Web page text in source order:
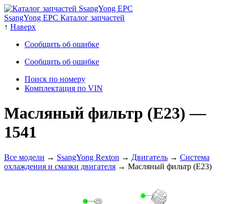
SsangYong EPC Каталог запчастей
↑ Наверх
Сообщить об ошибке
Сообщить об ошибке
Поиск по номеру
Комплектация по VIN
Масляный фильтр (E23)—
1541
Все модели → SsangYong Rexton → Двигатель → Система
охлаждения и смазки двигателя → Масляный фильтр (E23)